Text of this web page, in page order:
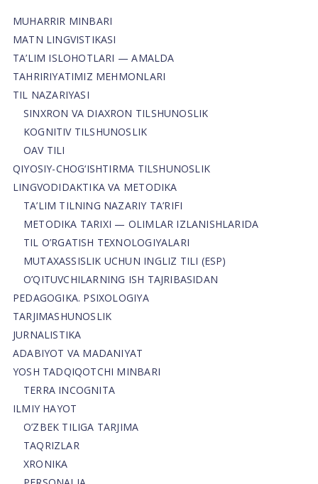
MUHARRIR MINBARI
MATN LINGVISTIKASI
TA’LIM ISLOHOTLARI — AMALDA
TAHRIRIYATIMIZ MEHMONLARI
TIL NAZARIYASI
SINXRON VA DIAXRON TILSHUNOSLIK
KOGNITIV TILSHUNOSLIK
OAV TILI
QIYOSIY-CHOG‘ISHTIRMA TILSHUNOSLIK
LINGVODIDAKTIKA VA METODIKA
TA’LIM TILNING NAZARIY TA’RIFI
METODIKA TARIXI — OLIMLAR IZLANISHLARIDA
TIL O’RGATISH TEXNOLOGIYALARI
MUTAXASSISLIK UCHUN INGLIZ TILI (ESP)
O’QITUVCHILARNING ISH TAJRIBASIDAN
PEDAGOGIKA. PSIXOLOGIYA
TARJIMASHUNOSLIK
JURNALISTIKA
ADABIYOT VA MADANIYAT
YOSH TADQIQOTCHI MINBARI
TERRA INCOGNITA
ILMIY HAYOT
O’ZBEK TILIGA TARJIMA
TAQRIZLAR
XRONIKA